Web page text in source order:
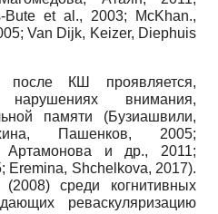
Bute et al., 2003; McKhan.,
Van Dijk, Keizer, Diephuis
после КШ проявляется,
внимания,
памяти (Бузиашвили,
Пашенков, 2005;
Артамонова и др., 2011;
Eremina, Shchelkova, 2017).
среди когнитивных
реваскуляризацию